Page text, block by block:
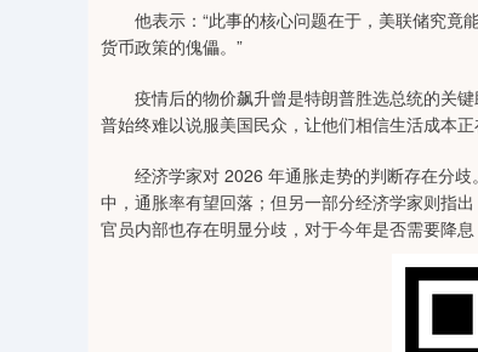
他表示：“此事的核心问题在于，美联储究竟
货币政策的傀儡。”
疫情后的物价飙升曾是特朗普胜选总统的关
普始终难以说服美国民众，让他们相信生活成本正
经济学家对 2026 年通胀走势的判断存在分歧
中，通胀率有望回落；但另一部分经济学家则指
官员内部也存在明显分歧，对于今年是否需要降息